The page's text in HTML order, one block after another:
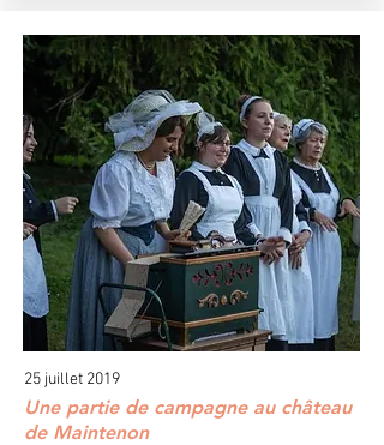
25 juillet 2019
Une partie de campagne au château
de Maintenon